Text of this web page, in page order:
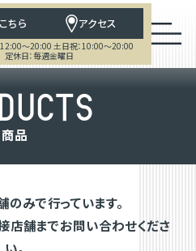
ちら アクセス
12:00～20:00 土日祝：10:00～20:00
定休日：毎週金曜日
DUCTS
商品
みで行っています。
店舗までお問い合わせくださ